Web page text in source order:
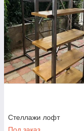
Стеллажи лофт